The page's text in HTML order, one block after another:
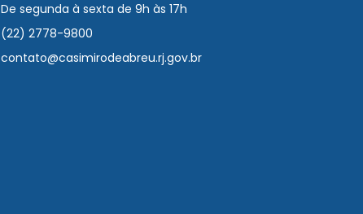
De segunda à sexta de 9h às 17h
(22) 2778-9800
contato@casimirodeabreu.rj.gov.br